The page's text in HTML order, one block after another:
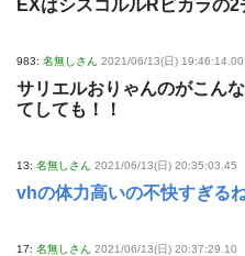
EXはシスコルルRビカラの
983: 名無しさん 2021/06/13(日) 19:46:14.00
サリエルおりゃんのがこん
てしても！！
13: 名無しさん 2021/06/13(日) 20:35:03.45
vhの体力高いの不快すぎる
17: 名無しさん 2021/06/13(日) 20:37:29.10